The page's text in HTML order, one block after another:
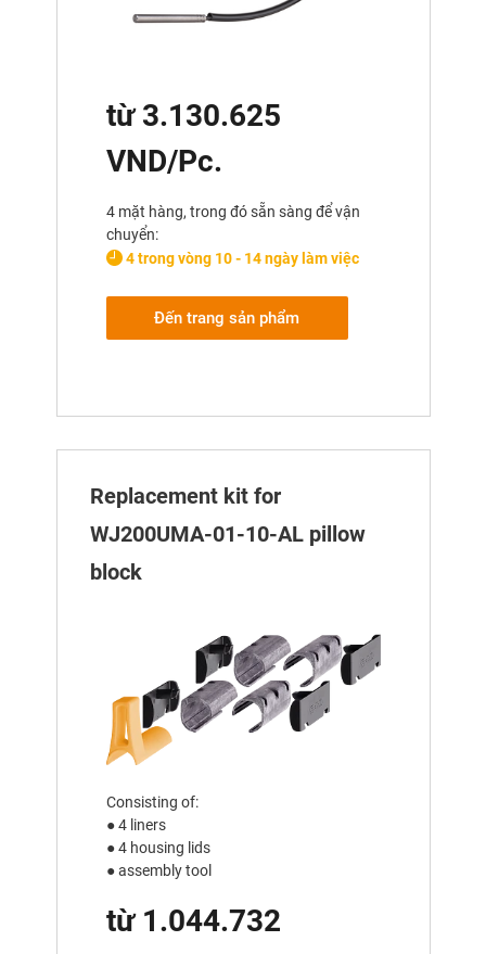
từ 3.130.625
VND/Pc.
4 mặt hàng, trong đó sẵn sàng để vận
chuyển:
4 trong vòng 10 - 14 ngày làm việc
Đến trang sản phẩm
Replacement kit for
WJ200UMA-01-10-AL pillow
block
Consisting of:
● 4 liners
● 4 housing lids
● assembly tool
từ 1.044.732